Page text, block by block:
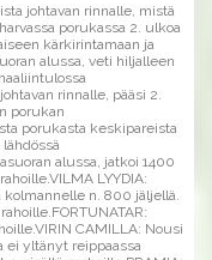
johtavan rinnalle, mistä
porukassa 2. ulkoa
kärkirintamaan ja
alussa, veti hiljalleen
rinnalle, pääsi 2.
porukan
porukasta keskipareista
alussa, jatkoi 1400
LYYDIA:
n. 800 jäljellä.
CAMILLA: Nousi
ei yltänyt reippaassa